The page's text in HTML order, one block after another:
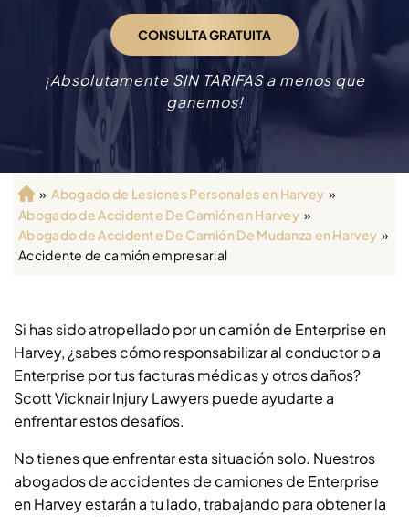
CONSULTA GRATUITA
¡Absolutamente SIN TARIFAS a menos que
ganemos!
Ini
ci
o
» Abogado de Lesiones Personales en Harvey »
Abogado de Accidente De Camión en Harvey »
Abogado de Accidente De Camión De Mudanza en Harvey »
Accidente de camión empresarial
Si has sido atropellado por un camión de Enterprise en
Harvey, ¿sabes cómo responsabilizar al conductor o a
Enterprise por tus facturas médicas y otros daños?
Scott Vicknair Injury Lawyers puede ayudarte a
enfrentar estos desafíos.
No tienes que enfrentar esta situación solo. Nuestros
abogados de accidentes de camiones de Enterprise
en Harvey estarán a tu lado, trabajando para obtener la